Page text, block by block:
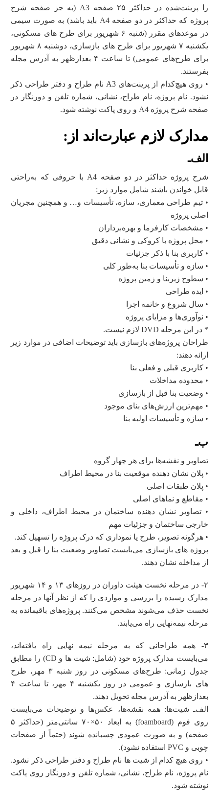
را پرینت‌شده در حداکثر ۲۵ صفحه A3 (به جز صفحه شرح
پروژه که حداکثر در دو صفحه A4 باید باشد) به صورت سیمی
در موعدهای مقرر (شنبه ۶ شهریور برای طرح‌‌ های مسکونی،
یکشنبه ۷ شهریور برای طرح‌‌ های بازسازی، دوشنبه ۸ شهریور
برای طرح‌‌های عمومی) تا ساعت ۴ بعدازظهر به آدرس مجله
بفرستند.
• روی هیچ‌کدام از پرینت‌های A3 نام طراح و دفتر طراحی ذکر
نشود. نام پروژه، نام طراح، نشانی، شماره تلفن و دورنگار در
صفحه شرح پروژه A4 و روی پاکت نوشته شود.
مدارک لازم عبارت‌اند از:
الف‌ـ
شرح پروژه حداکثر در دو صفحه A4 با حروفی که به‌راحتی
قابل خواندن باشند شامل موارد زیر:
• تیم طراحی معماری، سازه، تأسیسات و… و همچنین مجریان
اصلی پروژه
• مشخصات کارفرما و بهره‌برداران
• محل پروژه با کروکی و نشانی دقیق
• کاربری بنا با ذکر جزئیات
• سازه و تأسیسات بنا به‌طور کلی
• سطوح زیربنا و زمین پروژه
• ایده طراحی
• سال شروع و خاتمه‌ اجرا
• نوآوری‌ها و مزایای پروژه
* در این مرحله DVD لازم نیست.
طراحان پروژه‌های بازسازی باید توضیحات اضافی در موارد زیر
ارائه دهند:
• کاربری قبلی و فعلی بنا
• محدوده مداخلات
• وضعیت بنا قبل از بازسازی
• مهم‌ترین ارزش‌های بنای موجود
• سازه و تأسیسات اولیه ‌بنا
ب‌ـ
تصاویر و نقشه‌‌ها برای هر چهار گروه
• پلان نشان‌ دهنده موقعیت بنا در محیط اطراف
• پلان طبقات اصلی
• مقاطع و نما‌های اصلی
• تصاویر نشان‌ دهنده ساختمان در محیط اطراف، داخلی و
خارجی ساختمان و جزئیات مهم
• هرگونه تصویر، طرح یا نموداری که درک پروژه را تسهیل کند.
پروژه‌ های بازسازی می‌‌بایست تصاویر وضعیت بنا را قبل و بعد
از مداخله نشان دهند.
۲- در مرحله نخست هیئت داوران در روزهای ۱۳ و ۱۴ شهریور
مدارک رسیده را بررسی و مواردی را که از‌ نظر آنها در مرحله
نخست حذف می‌شوند مشخص می‌کنند. پروژه‌های باقیمانده به
مرحله نیمه‌نهایی راه‌ می‌یابند.
۳- همه طراحانی که به مرحله نیمه‌ نهایی راه یافته‌‌اند،
می‌‌بایست مدارک پروژه خود (شامل: شیت‌ ها و CD) را مطابق
جدول زمانی:‌ طرح‌های مسکونی در روز شنبه ۳ مهر،‌ طرح‌
های بازسازی و عمومی در روز یکشنبه ۴ مهر، تا ساعت ۴
بعدازظهر به آدرس مجله تحویل دهند.
الف‌ـ شیت‌‌ها: همه نقشه‌‌ها، عکس‌‌ها و توضیحات می‌‌بایست
روی فوم (foamboard) به ابعاد ۵۰×۷۰ سانتی‌متر (حداکثر ۵
صفحه)‏ و به صورت عمودی چسبانده شوند (حتماً از صفحات
چوبی و PVC استفاده نشود).
• روی هیچ‌ کدام از شیت‌ ها نام طراح و دفتر طراحی ذکر نشود.
نام پروژه، نام طراح، نشانی، شماره تلفن و دورنگار روی پاکت
نوشته شود.